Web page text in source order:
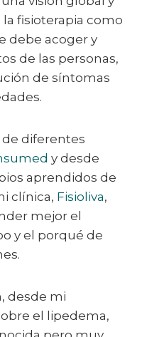
fisioterapia como
debe acoger y
de las personas,
de síntomas
diferentes
y desde
aprendidos de
clínica, Fisioliva,
mejor el
y el porqué de
desde mi
el lipedema,